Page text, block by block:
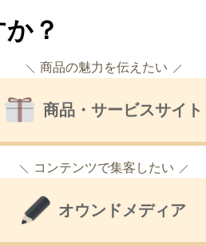
？
商品の魅力を伝えたい
商品・サービスサイト
コンテンツで集客したい
オウンドメディア